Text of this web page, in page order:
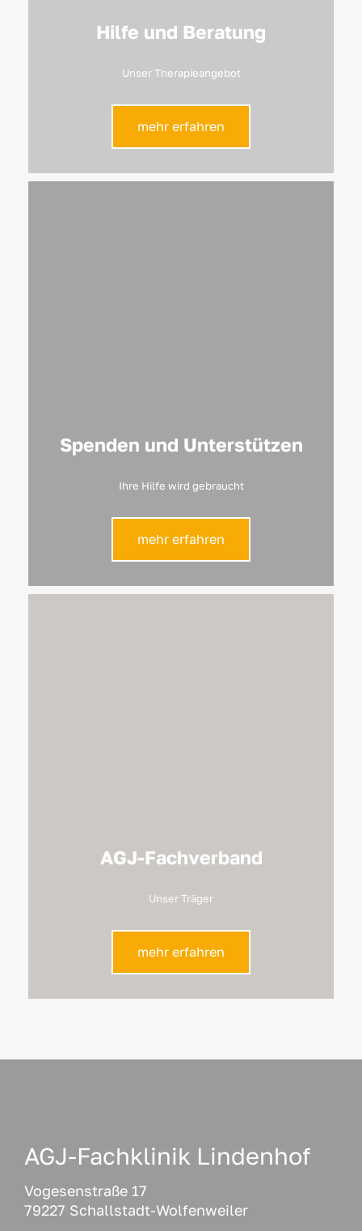
Hilfe und Beratung
Unser Therapieangebot
mehr erfahren
Spenden und Unterstützen
Ihre Hilfe wird gebraucht
mehr erfahren
AGJ-Fachverband
Unser Träger
mehr erfahren
AGJ-Fachklinik Lindenhof
Vogesenstraße 17
79227 Schallstadt-Wolfenweiler